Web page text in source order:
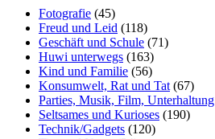
Fotografie (45)
Freud und Leid (118)
Geschäft und Schule (71)
Huwi unterwegs (163)
Kind und Familie (56)
Konsumwelt, Rat und Tat (67)
Parties, Musik, Film, Unterhaltung
Seltsames und Kurioses (190)
Technik/Gadgets (120)